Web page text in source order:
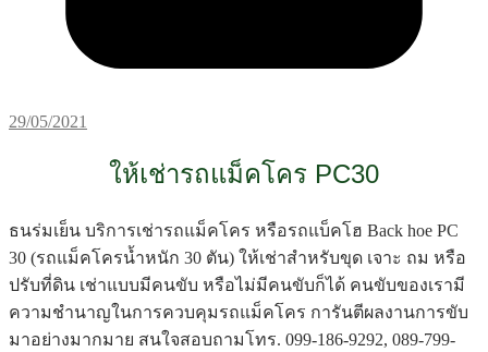
29/05/2021
ให้เช่ารถแม็คโคร PC30
ธนร่มเย็น บริการเช่ารถแม็คโคร หรือรถแบ็คโฮ Back hoe PC
30 (รถแม็คโครน้ำหนัก 30 ตัน) ให้เช่าสำหรับขุด เจาะ ถม หรือ
ปรับที่ดิน เช่าแบบมีคนขับ หรือไม่มีคนขับก็ได้ คนขับของเรามี
ความชำนาญในการควบคุมรถแม็คโคร การันตีผลงานการขับ
มาอย่างมากมาย สนใจสอบถามโทร. 099-186-9292, 089-799-